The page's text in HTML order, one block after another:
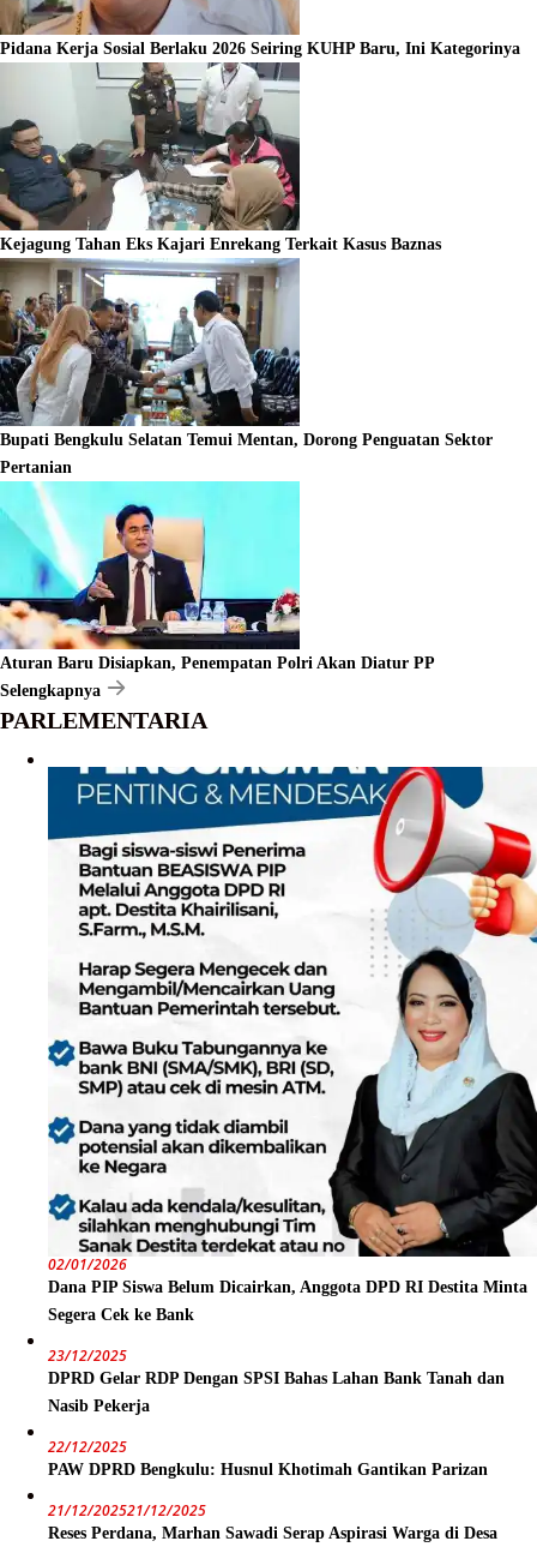
Pidana Kerja Sosial Berlaku 2026 Seiring KUHP Baru, Ini Kategorinya
Kejagung Tahan Eks Kajari Enrekang Terkait Kasus Baznas
Bupati Bengkulu Selatan Temui Mentan, Dorong Penguatan Sektor
Pertanian
Aturan Baru Disiapkan, Penempatan Polri Akan Diatur PP
Selengkapnya
PARLEMENTARIA
02/01/2026
Dana PIP Siswa Belum Dicairkan, Anggota DPD RI Destita Minta
Segera Cek ke Bank
23/12/2025
DPRD Gelar RDP Dengan SPSI Bahas Lahan Bank Tanah dan
Nasib Pekerja
22/12/2025
PAW DPRD Bengkulu: Husnul Khotimah Gantikan Parizan
21/12/202521/12/2025
Reses Perdana, Marhan Sawadi Serap Aspirasi Warga di Desa